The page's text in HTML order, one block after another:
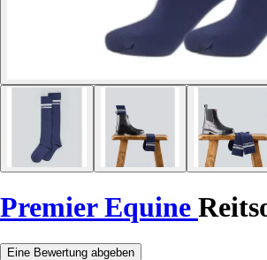
Premier Equine
Eine Bewertung abgeben